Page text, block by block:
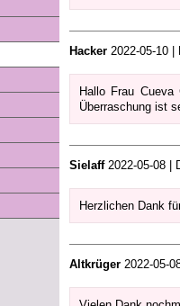
Hacker 2022-05-10 |
Hallo Frau
Überraschung ist
Sielaff2022-05-08 |
Herzlichen Dank
Altkrüger 2022-05-